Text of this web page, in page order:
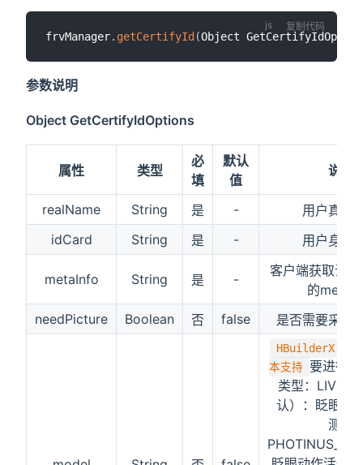
frvManager. getCertifyId(Object
复制代码
参数说明
Object GetCertifyIdOptions
属性 类型
必
填
默认
值
说明
realName String 是 -
用户真实
idCard
String 是 - 用户身份
metaInfo String 是 -
客户端获取设
的
needPicture
Boolean 否 false 是否需要采集
HBuilderX
本支持 要进行
类型：
认）：眨眼动
测，